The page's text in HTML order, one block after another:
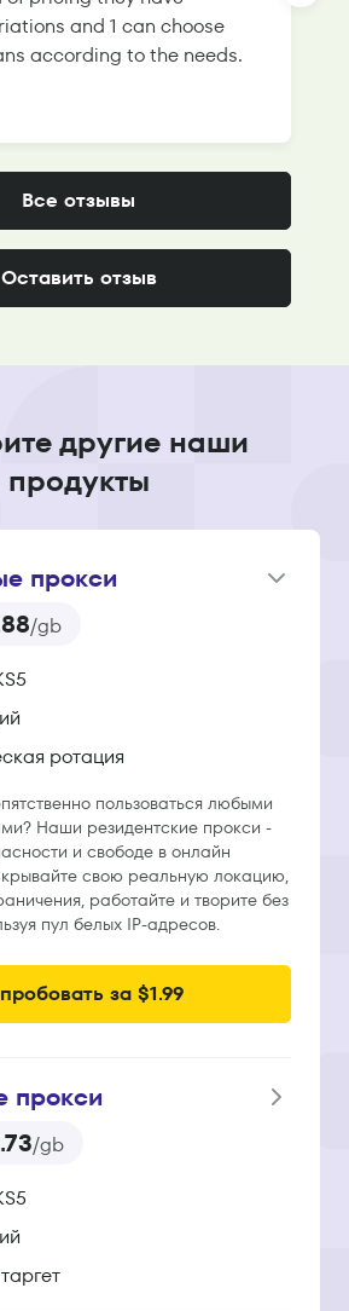
and 1 can choose
according to the needs.
Все отзывы
Оставить отзыв
другие наши
продукты
прокси
/gb
ротация
пользоваться любыми
Наши резидентские прокси -
и свободе в онлайн
свою реальную локацию,
работайте и творите без
пул белых IP-адресов.
за $1.99
прокси
/gb